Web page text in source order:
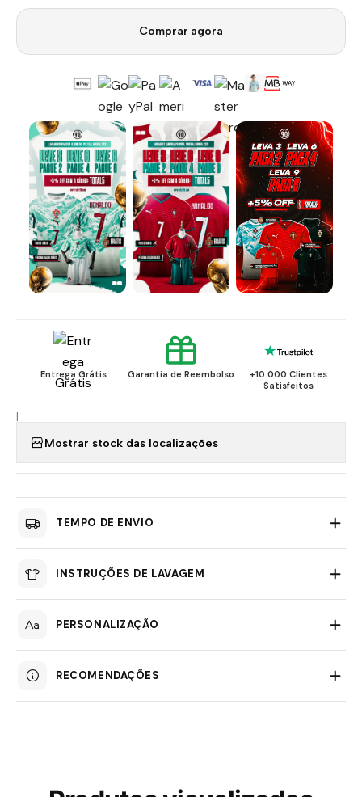
Comprar agora
Entrega Grátis Garantia de Reembolso
+10.000 Clientes
Satisfeitos
|
Mostrar stock das localizações
TEMPO DE ENVIO
INSTRUÇÕES DE LAVAGEM
PERSONALIZAÇÃO
RECOMENDAÇÕES